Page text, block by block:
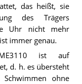
das heißt, sie
des Trägers
Uhr nicht mehr
immer genau.
ist auf
d. h. es übersteht
Schwimmen ohne